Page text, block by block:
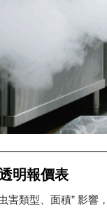
明報價表
害類型、面積” 影響